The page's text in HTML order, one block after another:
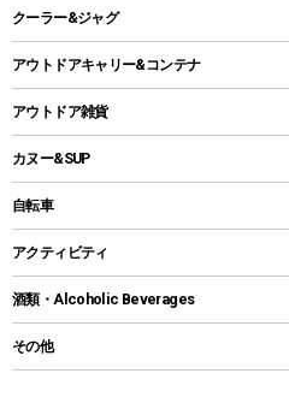
自立式タープ
パラソル
テントアクセサリー
ペグ
グランドシート
ガイドロープ
ツール
ヘッドライト
キャンドル
ガストーチ、ライター
卓上タイプグリル
パーティータイプグリル
鉄板、アミ
焚き火台&ストーブ
火起こし
バーベキューツール
ホットサンドメーカー
クッカーセット
シェラカップ
クッキングツール
ナイフ
カトラリー
ステンレスボトル
コップ付きタイプ
ワンタッチタイプ
プラスチックボトル
ディズニーボトル
クーラー&ジャグ
クーラーボックス
クーラーバッグ
ウォータージャグ
保冷剤
アウトドアキャリー&コンテナ
アウトドアキャリー
アウトドア雑貨
バックパック&バッグ
リュック、バックパック
トートバッグ、サコッシュ
ショッピングキャリー
その他アウトドア雑貨
カヌー&SUP
インフレータブル
カヤック
パドル
自転車
折りたたみ自転車
スポーツサイクル
シティサイクル
アクティビティ
マリン
ラッシュガード
酒類・Alcoholic Beverages
その他